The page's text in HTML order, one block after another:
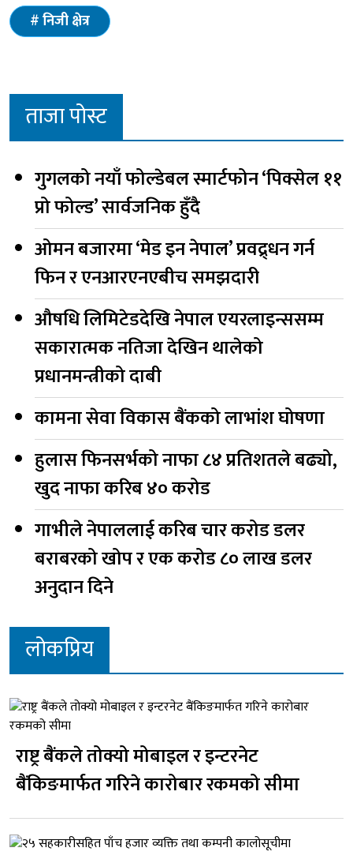
निजी क्षेत्र
ताजा पोस्ट
गुगलको नयाँ फोल्डेबल स्मार्टफोन ‘पिक्सेल ११
प्रो फोल्ड’ सार्वजनिक हुँदै
ओमन बजारमा ‘मेड इन नेपाल’ प्रवद्र्धन गर्न
फिन र एनआरएनएबीच समझदारी
औषधि लिमिटेडदेखि नेपाल एयरलाइन्ससम्म
सकारात्मक नतिजा देखिन थालेको
प्रधानमन्त्रीको दाबी
कामना सेवा विकास बैंकको लाभांश घोषणा
हुलास फिनसर्भको नाफा ८४ प्रतिशतले बढ्यो,
खुद नाफा करिब ४० करोड
गाभीले नेपाललाई करिब चार करोड डलर
बराबरको खोप र एक करोड ८० लाख डलर
अनुदान दिने
लोकप्रिय
राष्ट्र बैंकले तोक्यो मोबाइल र इन्टरनेट
बैंकिङमार्फत गरिने कारोबार रकमको सीमा